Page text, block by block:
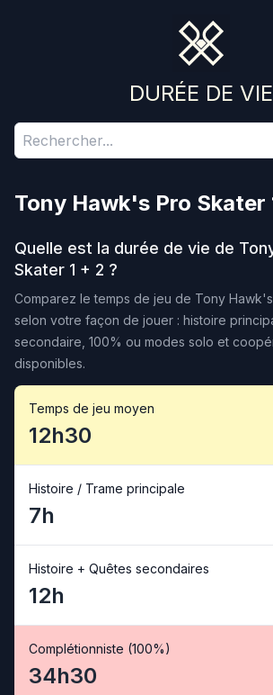
DURÉE DE VIE
Tony Hawk's Pro Skater
Quelle est la durée de vie de
Skater 1 + 2 ?
Comparez le temps de jeu de Tony
selon votre façon de jouer : histoire
secondaire, 100% ou modes solo et
disponibles.
Temps de jeu moyen
12h30
Histoire / Trame principale
7h
Histoire + Quêtes secondaires
12h
Complétionniste (100%)
34h30